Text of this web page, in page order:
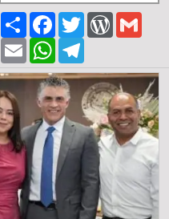
ShareFacebook
Twitter
EmailWhatsApp